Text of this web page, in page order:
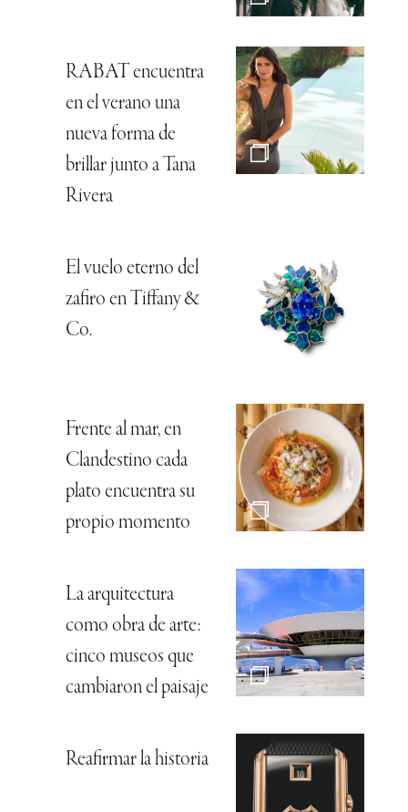
RABAT encuentra
en el verano una
nueva forma de
brillar junto a Tana
Rivera
El vuelo eterno del
zafiro en Tiffany &
Co.
Frente al mar, en
Clandestino cada
plato encuentra su
propio momento
La arquitectura
como obra de arte:
cinco museos que
cambiaron el paisaje
Reafirmar la historia